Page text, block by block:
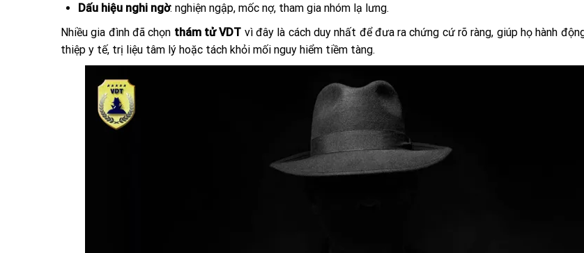
Dấu hiệu nghi ngờ: nghiện ngập, mốc nợ, tham gia nhóm lạ lưng.
Nhiều gia đình đã chọn thám tử VDT vì đây là cách duy nhất để đưa ra chứng cứ rõ ràng, giúp họ hành
thiệp y tế, trị liệu tâm lý hoặc tách khỏi mối nguy hiểm tiềm tàng.